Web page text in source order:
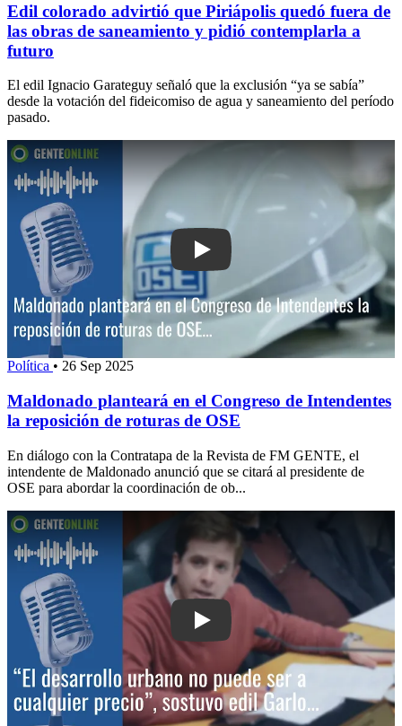
Edil colorado advirtió que Piriápolis quedó fuera de
las obras de saneamiento y pidió contemplarla a
futuro
El edil Ignacio Garateguy señaló que la exclusión “ya se sabía”
desde la votación del fideicomiso de agua y saneamiento del período
pasado.
Play: Maldonado planteará en el
Política • 26 Sep 2025
Maldonado planteará en el Congreso de Intendentes
la reposición de roturas de OSE
En diálogo con la Contratapa de la Revista de FM GENTE, el
intendente de Maldonado anunció que se citará al presidente de
OSE para abordar la coordinación de ob...
Play: “El desarrollo urbano no puede